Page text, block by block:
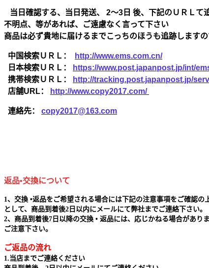
当日確認する、当日発送、 2～3日 後、下記のＵＲＬ
不明点、等があれば、ご遠慮なく言って下さい
商品は必ず貴地に届けるまでこっちのほうも追跡しますの
中国検索ＵＲＬ：
http://www.ems.com.cn/
日本検索ＵＲＬ：
https://www.post.japanpost.jp/int/
携帯検索ＵＲＬ：
http://tracking.post.japanpost.jp/
店舗URL：
http://www.copy2017.com/
連絡先： copy2017@163.com
返品•交換について
1、交換 •返品をご希望される場合には下記の注意事項をご確認の
として、商品到着後2日以内にメールにて弊社までご連絡下さい。
2、商品到着後7日以降の交換 • 返品には、応じかねる場合があり
ご注意下さい。
ご返品の流れ
1.当店までご連絡ください